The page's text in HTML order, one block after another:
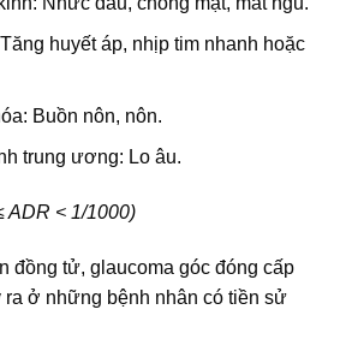
huyết áp, nhịp tim nhanh hoặc
Buồn nôn, nôn.
trung ương: Lo âu.
ADR < 1/1000)
đồng tử, glaucoma góc đóng cấp
ở những bệnh nhân có tiền sử